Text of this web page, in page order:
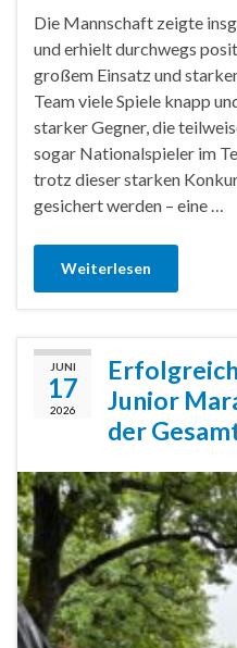
Die Mannschaft zeigte
und erhielt durchwegs
großem Einsatz und
Team viele Spiele knapp
starker Gegner, die
sogar Nationalspieler im
trotz dieser starken
gesichert werden – eine …
Weiterlesen
JUNI
17
2026
Junior
der